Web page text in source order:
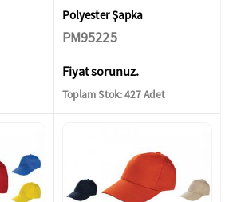
Polyester Şapka
PM95225
Fiyat sorunuz.
Toplam Stok: 427 Adet